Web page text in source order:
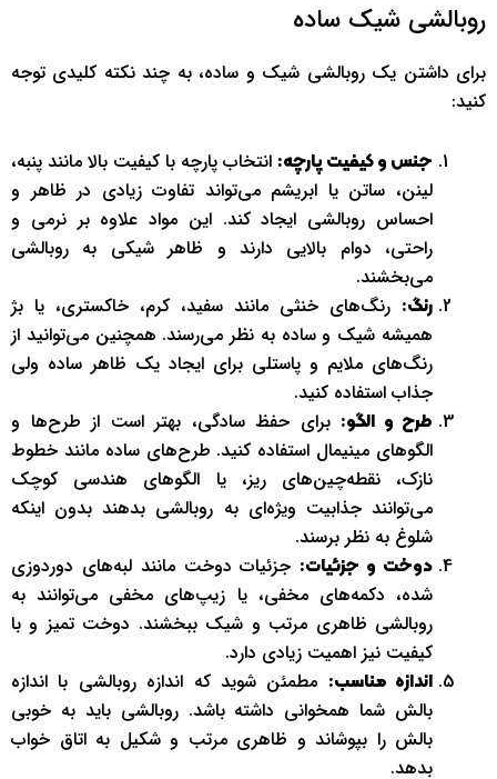
روبالشی شیک ساده
برای داشتن یک روبالشی شیک و ساده، به چند نکته کلیدی توجه
کنید:
جنس و کیفیت پارچه: انتخاب پارچه با کیفیت بالا مانند پنبه،
لینن، ساتن یا ابریشم می‌تواند تفاوت زیادی در ظاهر و
احساس روبالشی ایجاد کند. این مواد علاوه بر نرمی و
راحتی، دوام بالایی دارند و ظاهر شیکی به روبالشی
می‌بخشند.
رنگ: رنگ‌های خنثی مانند سفید، کرم، خاکستری، یا بژ
همیشه شیک و ساده به نظر می‌رسند. همچنین می‌توانید از
رنگ‌های ملایم و پاستلی برای ایجاد یک ظاهر ساده ولی
جذاب استفاده کنید.
طرح و الگو: برای حفظ سادگی، بهتر است از طرح‌ها و
الگوهای مینیمال استفاده کنید. طرح‌های ساده مانند خطوط
نازک، نقطه‌چین‌های ریز، یا الگوهای هندسی کوچک
می‌توانند جذابیت ویژه‌ای به روبالشی بدهند بدون اینکه
شلوغ به نظر برسند.
دوخت و جزئیات: جزئیات دوخت مانند لبه‌های دوردوزی
شده، دکمه‌های مخفی، یا زیپ‌های مخفی می‌توانند به
روبالشی ظاهری مرتب و شیک ببخشند. دوخت تمیز و با
کیفیت نیز اهمیت زیادی دارد.
اندازه مناسب: مطمئن شوید که اندازه روبالشی با اندازه
بالش شما همخوانی داشته باشد. روبالشی باید به خوبی
بالش را بپوشاند و ظاهری مرتب و شکیل به اتاق خواب
بدهد.